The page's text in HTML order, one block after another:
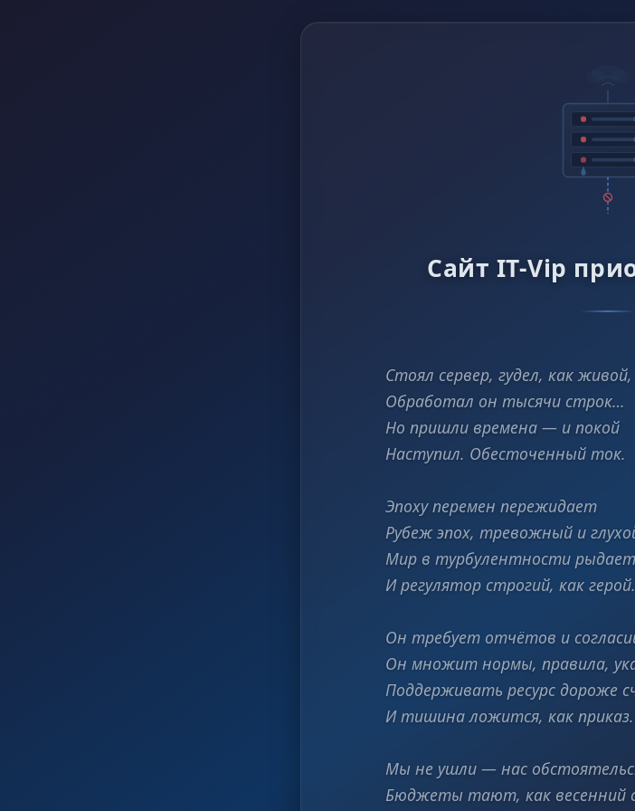
Сайт IT-Vip
Стоял сервер, гудел, как живой,
Обработал он тысячи строк…
Но пришли времена — и покой
Наступил. Обесточенный ток.
Эпоху перемен пережидает
Рубеж эпох, тревожный и
Мир в турбулентности
И регулятор строгий, как герой.
Он требует отчётов и
Он множит нормы, правила,
Поддерживать ресурс дороже
И тишина ложится, как приказ.
Мы не ушли — нас
Бюджеты тают, как весенний